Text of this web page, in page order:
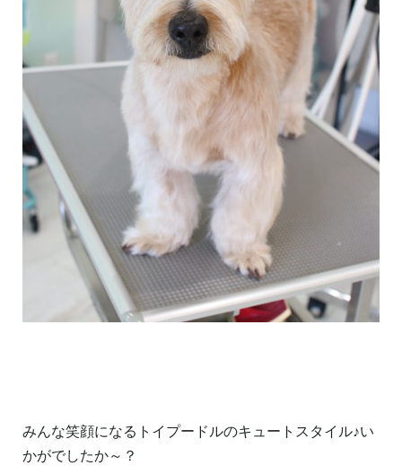
みんな笑顔になるトイプードルのキュートスタイル♪い
かがでしたか～？